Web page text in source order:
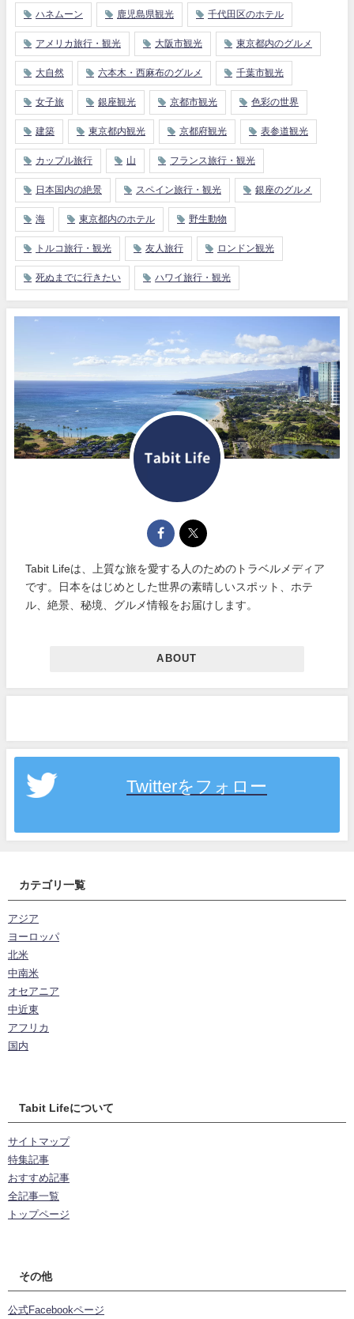
ハネムーン 鹿児島県観光 千代田区のホテル
アメリカ旅行・観光 大阪市観光 東京都内のグルメ
大自然 六本木・西麻布のグルメ 千葉市観光
女子旅 銀座観光 京都市観光 色彩の世界
建築 東京都内観光 京都府観光 表参道観光
カップル旅行 山 フランス旅行・観光
日本国内の絶景 スペイン旅行・観光 銀座のグルメ
海 東京都内のホテル 野生動物
トルコ旅行・観光 友人旅行 ロンドン観光
死ぬまでに行きたい ハワイ旅行・観光
Tabit Lifeは、上質な旅を愛する人のためのトラベルメディア
です。日本をはじめとした世界の素晴しいスポット、ホテ
ル、絶景、秘境、グルメ情報をお届けします。
ABOUT
Twitterをフォロー
カテゴリ一覧
アジア
ヨーロッパ
北米
中南米
オセアニア
中近東
アフリカ
国内
Tabit Lifeについて
サイトマップ
特集記事
おすすめ記事
全記事一覧
トップページ
その他
公式Facebookページ